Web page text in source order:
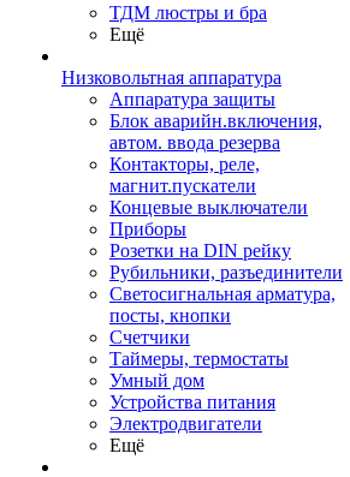
ТДМ люстры и бра
Ещё
Низковольтная аппаратура
Аппаратура защиты
Блок аварийн.включения,
автом. ввода резерва
Контакторы, реле,
магнит.пускатели
Концевые выключатели
Приборы
Розетки на DIN рейку
Рубильники, разъединители
Светосигнальная арматура,
посты, кнопки
Счетчики
Таймеры, термостаты
Умный дом
Устройства питания
Электродвигатели
Ещё